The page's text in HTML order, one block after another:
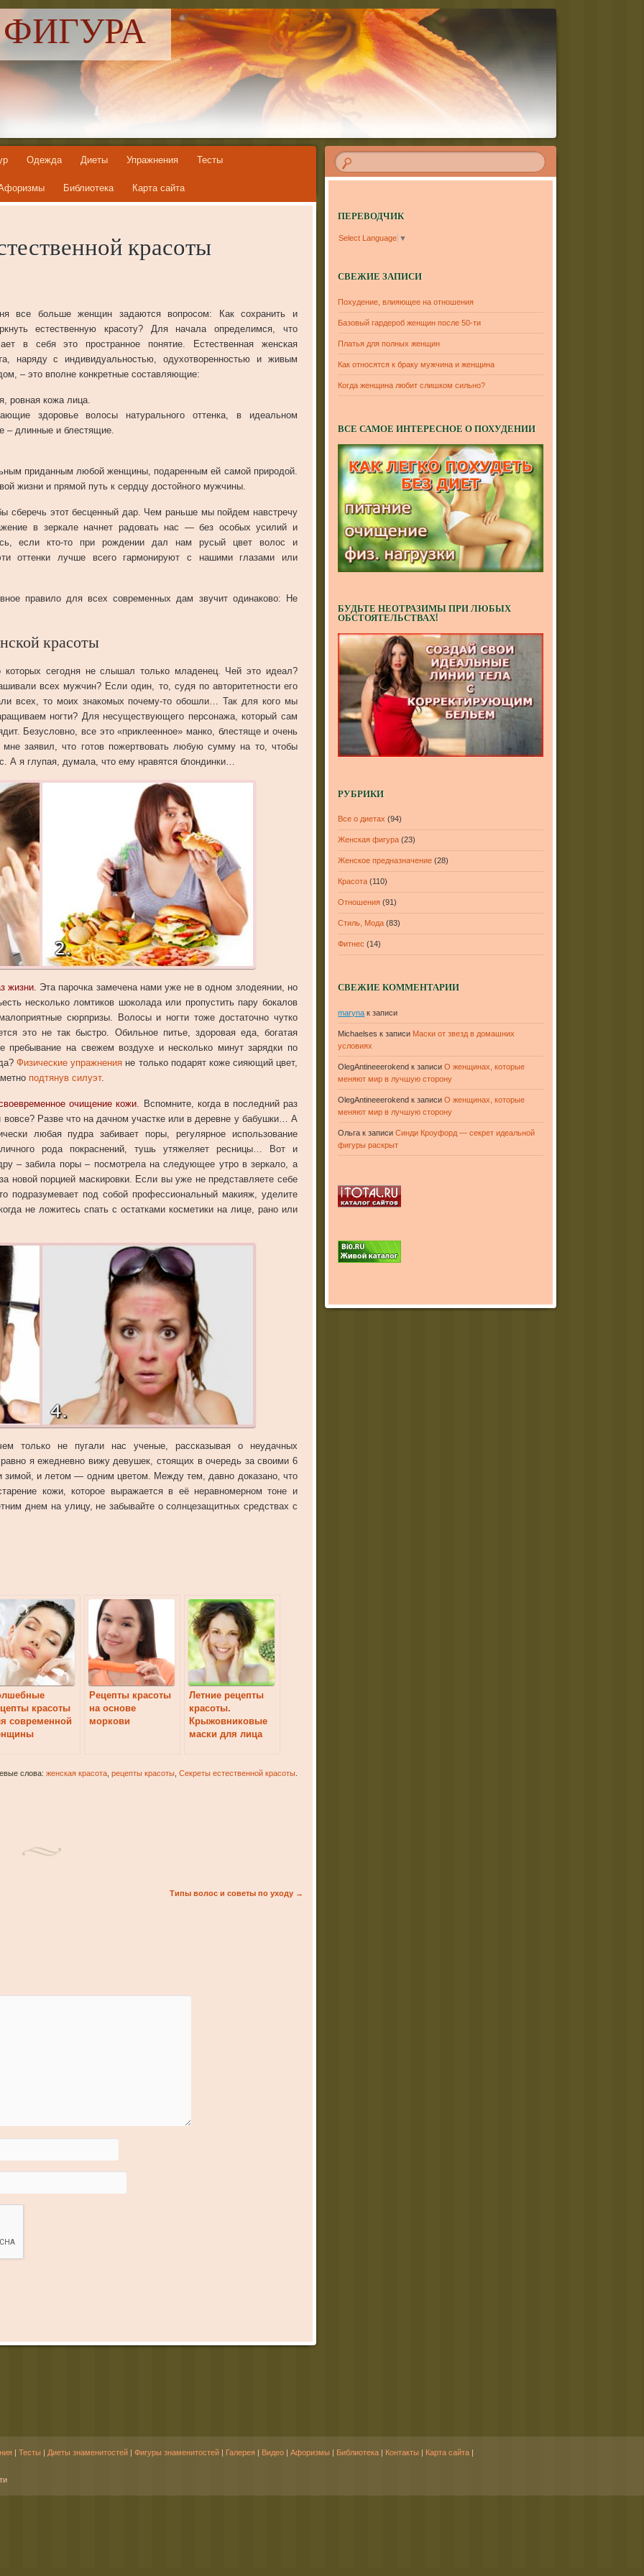
Одежда Диеты Упражнения Тесты
Библиотека Карта сайта
красоты
все больше женщин задаются вопросом: Как сохранить и
естественную красоту? Для начала определимся, что
в себя это пространное понятие. Естественная женская
наряду с индивидуальностью, одухотворенностью и живым
– это вполне конкретные составляющие:
ровная кожа лица.
здоровье волосы натурального оттенка, в идеальном
– длинные и блестящие.
приданным любой женщины, подаренным ей самой природой.
жизни и прямой путь к сердцу достойного мужчины.
сберечь этот бесценный дар. Чем раньше мы пойдем навстречу
в зеркале начнет радовать нас — без особых усилий и
если кто-то при рождении дал нам русый цвет волос и
оттенки лучше всего гармонируют с нашими глазами или
правило для всех современных дам звучит одинаково: Не
красоты
которых сегодня не слышал только младенец. Чей это идеал?
всех мужчин? Если один, то, судя по авторитетности его
всех, то моих знакомых почему-то обошли… Так для кого мы
ногти? Для несуществующего персонажа, который сам
Безусловно, все это «приклеенное» манко, блестяще и очень
заявил, что готов пожертвовать любую сумму на то, чтобы
А я глупая, думала, что ему нравятся блондинки…
жизни. Эта парочка замечена нами уже не в одном злодеянии, но
несколько ломтиков шоколада или пропустить пару бокалов
сюрпризы. Волосы и ногти тоже достаточно чутко
это не так быстро. Обильное питье, здоровая еда, богатая
пребывание на свежем воздухе и несколько минут зарядки по
Физические упражнения не только подарят коже сияющий цвет,
подтянув силуэт.
очищение кожи. Вспомните, когда в последний раз
Разве что на дачном участке или в деревне у бабушки… А
любая пудра забивает поры, регулярное использование
рода покраснений, тушь утяжеляет ресницы… Вот и
– забила поры – посмотрела на следующее утро в зеркало, а
новой порцией маскировки. Если вы уже не представляете себе
подразумевает под собой профессиональный макияж, уделите
не ложитесь спать с остатками косметики на лице, рано или
только не пугали нас ученые, рассказывая о неудачных
я ежедневно вижу девушек, стоящих в очередь за своими 6
и зимой, и летом — одним цветом. Между тем, давно доказано, что
кожи, которое выражается в её неравномерном тоне и
днем на улицу, не забывайте о солнцезащитных средствах с
красоты
современной
Рецепты красоты
на основе
моркови
Летние рецепты
красоты.
Крыжовниковые
маски для лица
слова: женская красота, рецепты красоты, Секреты естественной красоты.
Типы волос и советы по уходу →
ПЕРЕВОДЧИК
Select Language ▼
СВЕЖИЕ ЗАПИСИ
Похудение, влияющее на отношения
Базовый гардероб женщин после 50-ти
Платья для полных женщин
Как относятся к браку мужчина и женщина
Когда женщина любит слишком сильно?
ВСЕ САМОЕ ИНТЕРЕСНОЕ О ПОХУДЕНИИ
БУДЬТЕ НЕОТРАЗИМЫ ПРИ ЛЮБЫХ
ОБСТОЯТЕЛЬСТВАХ!
РУБРИКИ
Все о диетах (94)
Женская фигура (23)
Женское предназначение (28)
Красота (110)
Отношения (91)
Стиль, Мода (83)
Фитнес (14)
СВЕЖИЕ КОММЕНТАРИИ
maryna к записи
Michaelses к записи Маски от звезд в домашних
условиях
OlegAntineeerokend к записиО женщинах, которые
меняют мир в лучшую сторону
OlegAntineeerokend к записиО женщинах, которые
меняют мир в лучшую сторону
Ольга к записиСинди Кроуфорд — секрет идеальной
фигуры раскрыт
| Тесты | Диеты знаменитостей | Фигуры знаменитостей | Галерея | Видео | Афоризмы | Библиотека | Контакты | Карта сайта |